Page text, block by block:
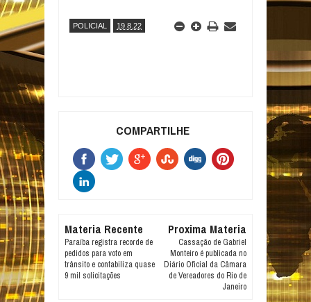
POLICIAL 19.8.22
COMPARTILHE
Materia Recente
Paraíba registra recorde de
pedidos para voto em
trânsito e contabiliza quase
9 mil solicitações
Proxima Materia
Cassação de Gabriel
Monteiro é publicada no
Diário Oficial da Câmara
de Vereadores do Rio de
Janeiro